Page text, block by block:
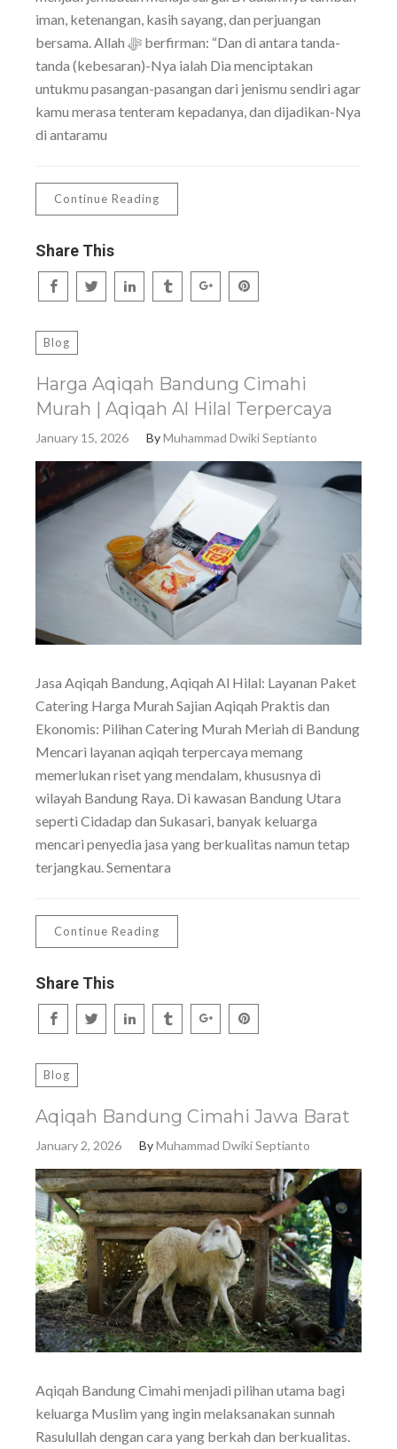
iman, ketenangan, kasih sayang, dan perjuangan
bersama. Allah ﷻ berfirman: “Dan di antara tanda-
tanda (kebesaran)-Nya ialah Dia menciptakan
untukmu pasangan-pasangan dari jenismu sendiri agar
kamu merasa tenteram kepadanya, dan dijadikan-Nya
di antaramu
Continue Reading
Share This
Blog
Harga Aqiqah Bandung Cimahi
Murah | Aqiqah Al Hilal Terpercaya
January 15, 2026 ByMuhammad Dwiki Septianto
Jasa Aqiqah Bandung, Aqiqah Al Hilal: Layanan Paket
Catering Harga Murah Sajian Aqiqah Praktis dan
Ekonomis: Pilihan Catering Murah Meriah di Bandung
Mencari layanan aqiqah terpercaya memang
memerlukan riset yang mendalam, khususnya di
wilayah Bandung Raya. Di kawasan Bandung Utara
seperti Cidadap dan Sukasari, banyak keluarga
mencari penyedia jasa yang berkualitas namun tetap
terjangkau. Sementara
Continue Reading
Share This
Blog
Aqiqah Bandung Cimahi Jawa Barat
January 2, 2026 ByMuhammad Dwiki Septianto
Aqiqah Bandung Cimahi menjadi pilihan utama bagi
keluarga Muslim yang ingin melaksanakan sunnah
Rasulullah dengan cara yang berkah dan berkualitas.